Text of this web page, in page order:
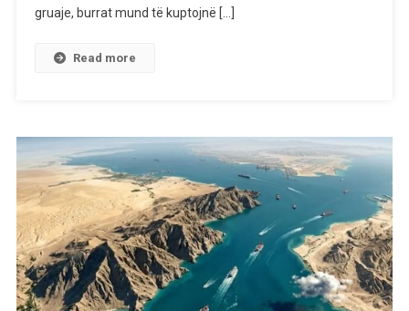
gruaje, burrat mund të kuptojnë […]
Read more